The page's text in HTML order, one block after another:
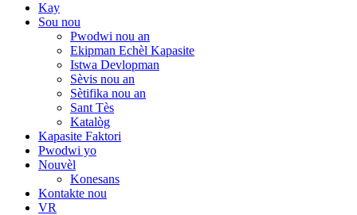
Kay
Sou nou
Pwodwi nou an
Ekipman Echèl Kapasite
Istwa Devlopman
Sèvis nou an
Sètifika nou an
Sant Tès
Katalòg
Kapasite Faktori
Pwodwi yo
Nouvèl
Konesans
Kontakte nou
VR